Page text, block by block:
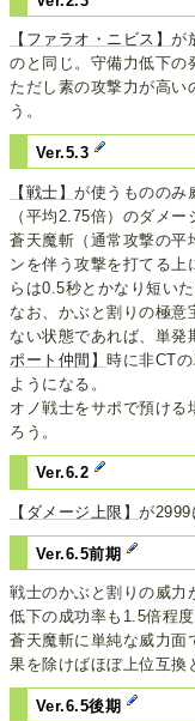
【ファラオ・ニビス】が
のと同じ。守備力低下の
ただし素の攻撃力が高い
う。
Ver.5.3
【戦士】が使うもののみ
（平均2.75倍）のダメー
蒼天魔斬（通常攻撃の平
ンを伴う攻撃を打てる上
らは0.5秒とかなり短い
なお、かぶと割りの極意
ない状態であれば、単発
ポート仲間】時に非CT
ようになる。
オノ戦士をサポで預け
ろう。
Ver.6.2
【ダメージ上限】が2999
Ver.6.5前期
戦士のかぶと割りの威
低下の成功率も1.5倍程度
蒼天魔斬に単純な威力面
果を除けばほぼ上位互換
Ver.6.5後期